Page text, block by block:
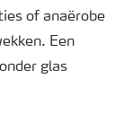
of anaërobe
Een
glas